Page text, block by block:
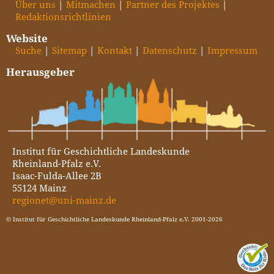
Über uns Mitmachen
Partner des Projektes
Redaktionsrichtlinien
Website
Suche Sitemap Kontakt Datenschutz Impressum
Herausgeber
Institut für Geschichtliche Landeskunde
Rheinland-Pfalz e.V.
Isaac-Fulda-Allee 2B
55124 Mainz
regionet@uni-mainz.de
© Institut für Geschichtliche Landeskunde Rheinland-Pfalz e.V. 2001-2026